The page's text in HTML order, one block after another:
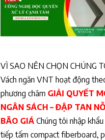
VÌ SAO NÊN CHỌN CHÚNG
Vách ngăn VNT hoạt động
phương châm GIẢI QUYẾT
NGÂN SÁCH – ĐẬP TAN
BÃO GIÁ Chúng tôi nhập
tiếp tấm compact fiberboard,